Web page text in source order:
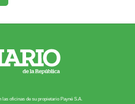
oficinas de su propietario Payn​é S.A.